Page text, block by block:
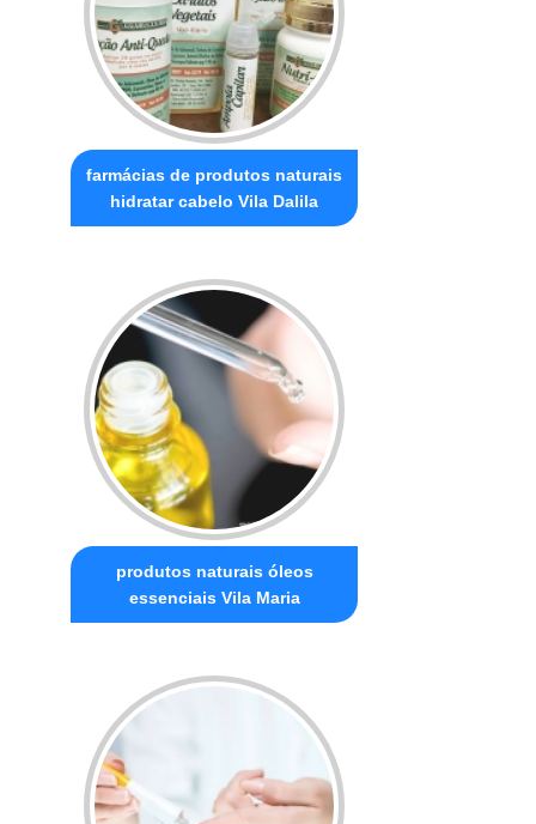
farmácias de produtos naturais
hidratar cabelo Vila Dalila
produtos naturais óleos
essenciais Vila Maria